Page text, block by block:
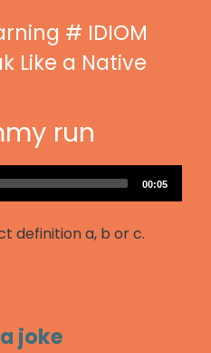
# IDIOM
Like a Native
run
Audio
Player
Total
00:05
definition a, b or c.
joke